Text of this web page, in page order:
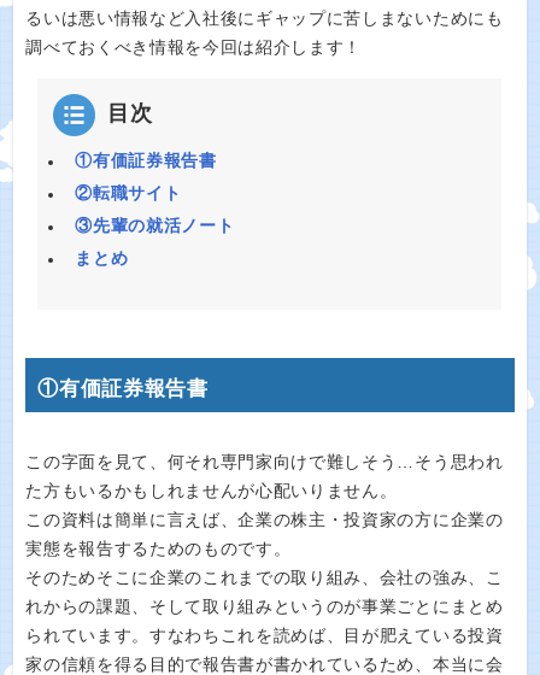
るいは悪い情報など入社後にギャップに苦しまないためにも
調べておくべき情報を今回は紹介します！
目次
①有価証券報告書
②転職サイト
③先輩の就活ノート
まとめ
①有価証券報告書
この字面を見て、何それ専門家向けで難しそう…そう思われ
た方もいるかもしれませんが心配いりません。
この資料は簡単に言えば、企業の株主・投資家の方に企業の
実態を報告するためのものです。
そのためそこに企業のこれまでの取り組み、会社の強み、こ
れからの課題、そして取り組みというのが事業ごとにまとめ
られています。すなわちこれを読めば、目が肥えている投資
家の信頼を得る目的で報告書が書かれているため、本当に会